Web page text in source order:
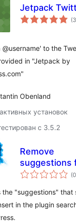
Jetpack
(3
to the
in "Jetpack by
Obenland
установок
с 3.5.2
Remove
suggestions
plugin search
(0
the "suggestions" that
in the plugin